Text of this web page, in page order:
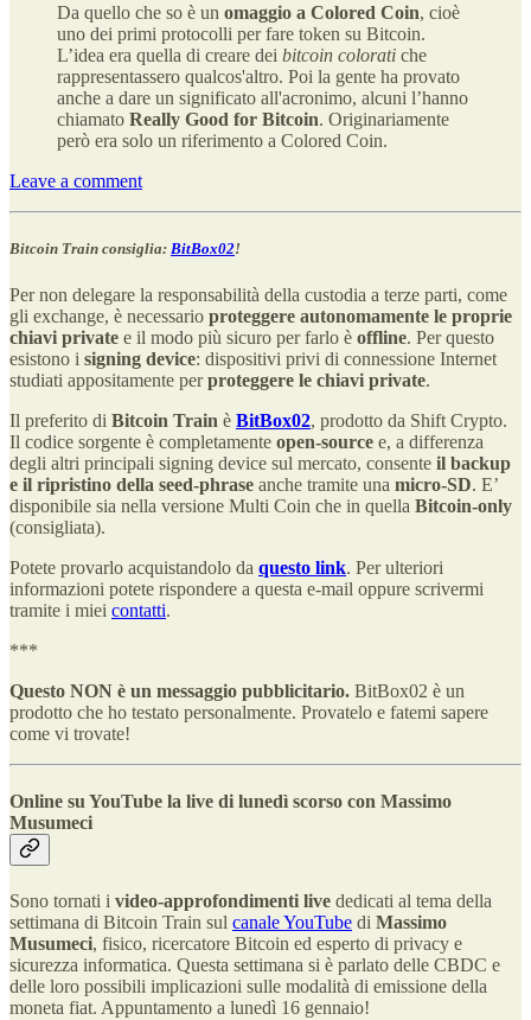
Da quello che so è un omaggio a Colored Coin, cioè
uno dei primi protocolli per fare token su Bitcoin.
L’idea era quella di creare dei bitcoin colorati che
rappresentassero qualcos'altro. Poi la gente ha provato
anche a dare un significato all'acronimo, alcuni l’hanno
chiamato Really Good for Bitcoin. Originariamente
però era solo un riferimento a Colored Coin.
Leave a comment
Bitcoin Train consiglia: BitBox02!
Per non delegare la responsabilità della custodia a terze parti, come
gli exchange, è necessario proteggere autonomamente le proprie
chiavi private e il modo più sicuro per farlo è offline. Per questo
esistono i signing device: dispositivi privi di connessione Internet
studiati appositamente perproteggere le chiavi private.
Il preferito di Bitcoin Train è BitBox02, prodotto da Shift Crypto.
Il codice sorgente è completamente open-source e, a differenza
degli altri principali signing device sul mercato, consente il backup
e il ripristino della seed-phrase anche tramite una micro-SD. E’
disponibile sia nella versione Multi Coin che in quella Bitcoin-only
(consigliata).
Potete provarlo acquistandolo da questo link. Per ulteriori
informazioni potete rispondere a questa e-mail oppure scrivermi
tramite i miei contatti.
***
Questo NON è un messaggio pubblicitario. BitBox02 è un
prodotto che ho testato personalmente. Provatelo e fatemi sapere
come vi trovate!
Online su YouTube la live di lunedì scorso con Massimo
Musumeci
Sono tornati i video-approfondimenti live dedicati al tema della
settimana di Bitcoin Train sul canale YouTube di Massimo
Musumeci, fisico, ricercatore Bitcoin ed esperto di privacy e
sicurezza informatica. Questa settimana si è parlato delle CBDC e
delle loro possibili implicazioni sulle modalità di emissione della
moneta fiat. Appuntamento a lunedì 16 gennaio!